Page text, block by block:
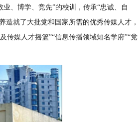
、博学、竞先”的校训，传承“忠诚、自
造就了大批党和国家所需的优秀传媒人才，
传媒人才摇篮”“信息传播领域知名学府”“党